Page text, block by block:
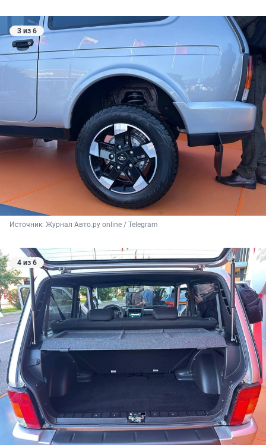
3 из 6
Источник: Журнал Авто.ру online / Telegram
4 из 6